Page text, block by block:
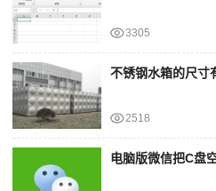
3305
不锈钢水箱的尺寸
2518
电脑版微信把C盘